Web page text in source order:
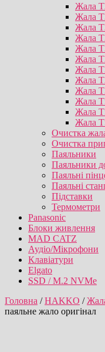
Жала
Жала
Жала
Жала
Жала
Жала
Жала
Жала
Жала
Жала
Жала
Жала
Очистка
Очистка
Паяльники
Паяльники
Паяльні
Паяльні
Підставки
Термометри
Panasonic
Блоки живлення
MAD CATZ
Аудіо/Мікрофони
Клавіатури
Elgato
SSD / M.2 NVMe
Головна /HAKKO /
паяльне жало оригінал